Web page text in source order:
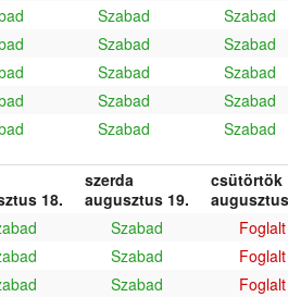
Szabad
Szabad
Szabad
Szabad
Szabad
Szabad
Szabad
Szabad
Szabad Szabad
18.
szerda
augusztus 19.
csütörtök
Szabad
Foglalt
Szabad
Foglalt
Szabad
Foglalt